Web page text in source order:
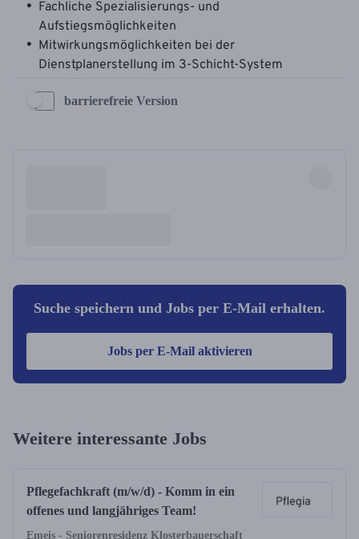
barrierefreie Version
Suche speichern und Jobs per E-Mail erhalten.
Jobs per E-Mail aktivieren
Weitere interessante Jobs
Pflegefachkraft (m/w/d) - Komm in ein
offenes und langjähriges Team!
Emeis - Seniorenresidenz Klosterbauerschaft